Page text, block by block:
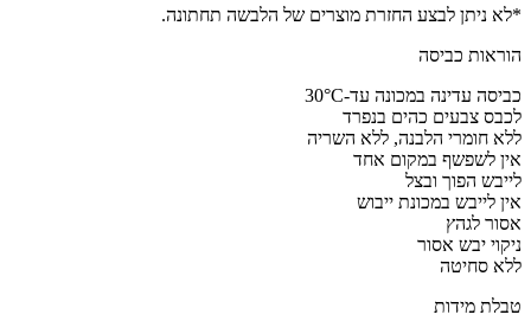
*לא ניתן לבצע החזרת מוצרים של הלבשה תחתונה.
הוראות כביסה
כביסה עדינה במכונה עד-30°C
לכבס צבעים כהים בנפרד
ללא חומרי הלבנה, ללא השריה
אין לשפשף במקום אחד
לייבש הפוך ובצל
אין לייבש במכונת ייבוש
אסור לגהץ
ניקוי יבש אסור
ללא סחיטה
טבלת מידות